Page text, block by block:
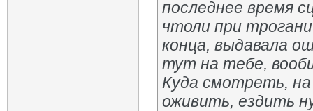
последнее время
чтоли при
конца, выдавала
тут на тебе,
Куда смотреть,
оживить, ездить